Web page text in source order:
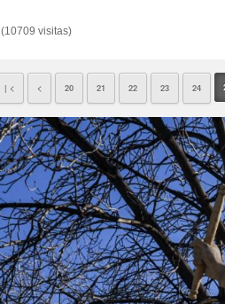
(10709 visitas)
| < < 20 21 22 23 24